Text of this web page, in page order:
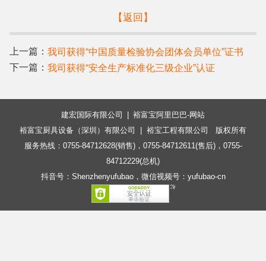
【返回】
上一篇： 我司获得“中国质量检验协会团体会员单位”证书
下一篇： 我司获得“安全生产标准化三级企业”认证
建宏国际有限公司 | 裕富宝阿里巴巴-网站
裕富宝厨具设备（深圳）有限公司 | 裕宝工程有限公司 版权所有
服务热线：0755-84712628(销售)，0755-84712611(售后)，0755-
84712229(总机)
抖音号：Shenzhenyufubao，微信视频号：yufubao-cn